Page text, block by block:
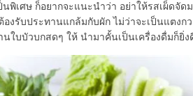
พิเศษ ก็อยากจะแนะนำว่า อย่าให้รสเผ็ดจัด
งรับประทานแกล้มกับผัก ไม่ว่าจะเป็นแตงก
ใบบัวบกสดๆ ให้ นำมาคั้นเป็นเครื่องดื่มก็ยิ่ง